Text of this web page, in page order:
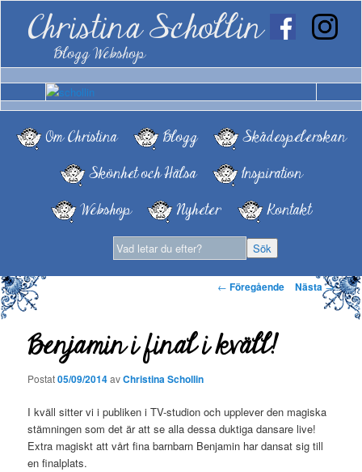
Christina Schollin
Blogg Webshop
Om Christina Blogg
Skådespelerskan
Skönhet och Hälsa
Inspiration
Webshop
Nyheter Kontakt
Inläggsnavigering
← Föregående Nästa→
Benjamin i final i kväll!
Postat05/09/2014avChristina Schollin
I kväll sitter vi i publiken i TV-studion och upplever den magiska
stämningen som det är att se alla dessa duktiga dansare live!
Extra magiskt att vårt fina barnbarn Benjamin har dansat sig till
en finalplats.